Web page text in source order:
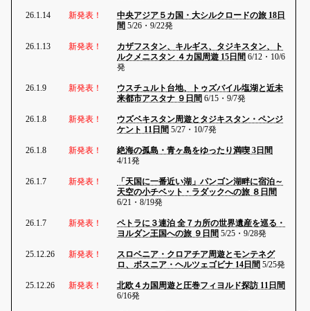
26.1.14 新発表！
中央アジア５カ国・大シルクロードの旅 18日
間 5/26・9/22発
26.1.13 新発表！
カザフスタン、キルギス、タジキスタン、ト
ルクメニスタン ４カ国周遊 15日間 6/12・10/6
発
26.1.9 新発表！
ウスチュルト台地、トゥズバイル塩湖と近未
来都市アスタナ ９日間 6/15・9/7発
26.1.8 新発表！
ウズベキスタン周遊とタジキスタン・ペンジ
ケント 11日間 5/27・10/7発
26.1.8 新発表！
絶海の孤島・青ヶ島をゆったり満喫 3日間
4/11発
26.1.7 新発表！
「天国に一番近い湖」パンゴン湖畔に宿泊～
天空の小チベット・ラダックへの旅 ８日間
6/21・8/19発
26.1.7 新発表！
ペトラに３連泊 全７カ所の世界遺産を巡る・
ヨルダン王国への旅 ９日間 5/25・9/28発
25.12.26 新発表！
スロベニア・クロアチア周遊とモンテネグ
ロ、ボスニア・ヘルツェゴビナ 14日間 5/25発
25.12.26 新発表！
北欧４カ国周遊と圧巻フィヨルド探訪 11日間
6/16発